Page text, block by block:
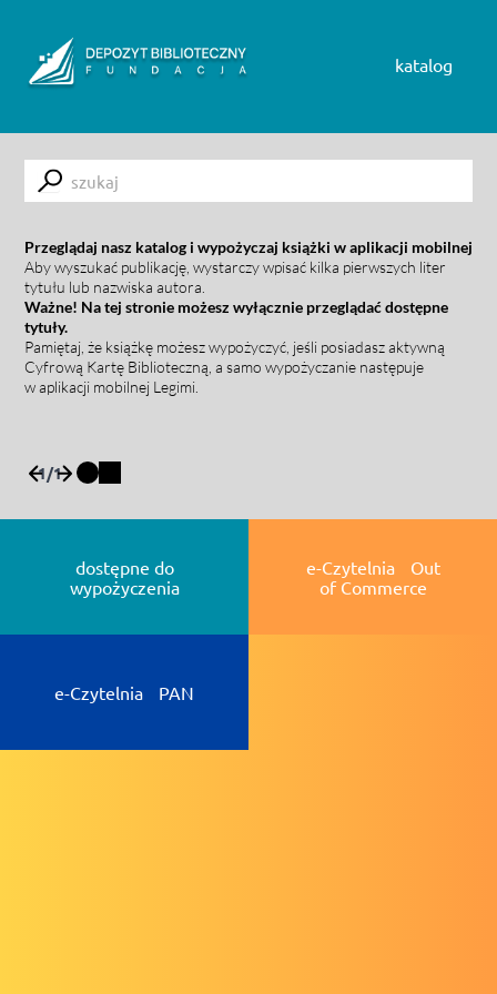
katalog
Submit
Przeglądaj nasz katalog i wypożyczaj książki w aplikacji mobilnej
Aby wyszukać publikację, wystarczy wpisać kilka pierwszych liter
tytułu lub nazwiska autora.
Ważne! Na tej stronie możesz wyłącznie przeglądać dostępne
tytuły.
Pamiętaj, że książkę możesz wypożyczyć, jeśli posiadasz aktywną
Cyfrową Kartę Biblioteczną, a samo wypożyczanie następuje
w aplikacji mobilnej Legimi.
1/1
dostępne do
wypożyczenia
e-Czytelnia Out
of Commerce
e-Czytelnia PAN